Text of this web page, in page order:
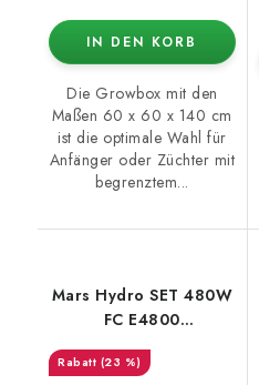
IN DEN KORB
Die Growbox mit den
Maßen 60 x 60 x 140 cm
ist die optimale Wahl für
Anfänger oder Züchter mit
begrenztem...
Mars Hydro SET 480W
FC E4800
120x120x200cm
(23 %)